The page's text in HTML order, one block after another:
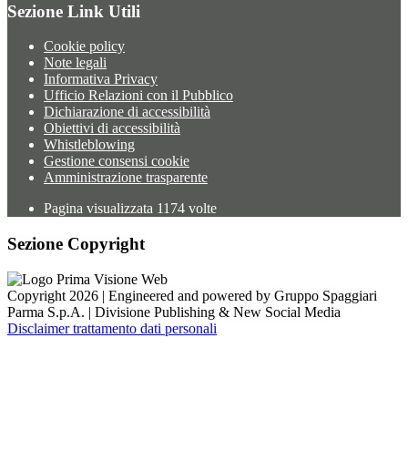
Sezione Link Utili
Cookie policy
Note legali
Informativa Privacy
Ufficio Relazioni con il Pubblico
Dichiarazione di accessibilità
Obiettivi di accessibilità
Whistleblowing
Gestione consensi cookie
Amministrazione trasparente
Pagina visualizzata 1174 volte
Sezione Copyright
Copyright 2026 | Engineered and powered by Gruppo Spaggiari
Parma S.p.A. | Divisione Publishing & New Social Media
Disclaimer trattamento dati personali